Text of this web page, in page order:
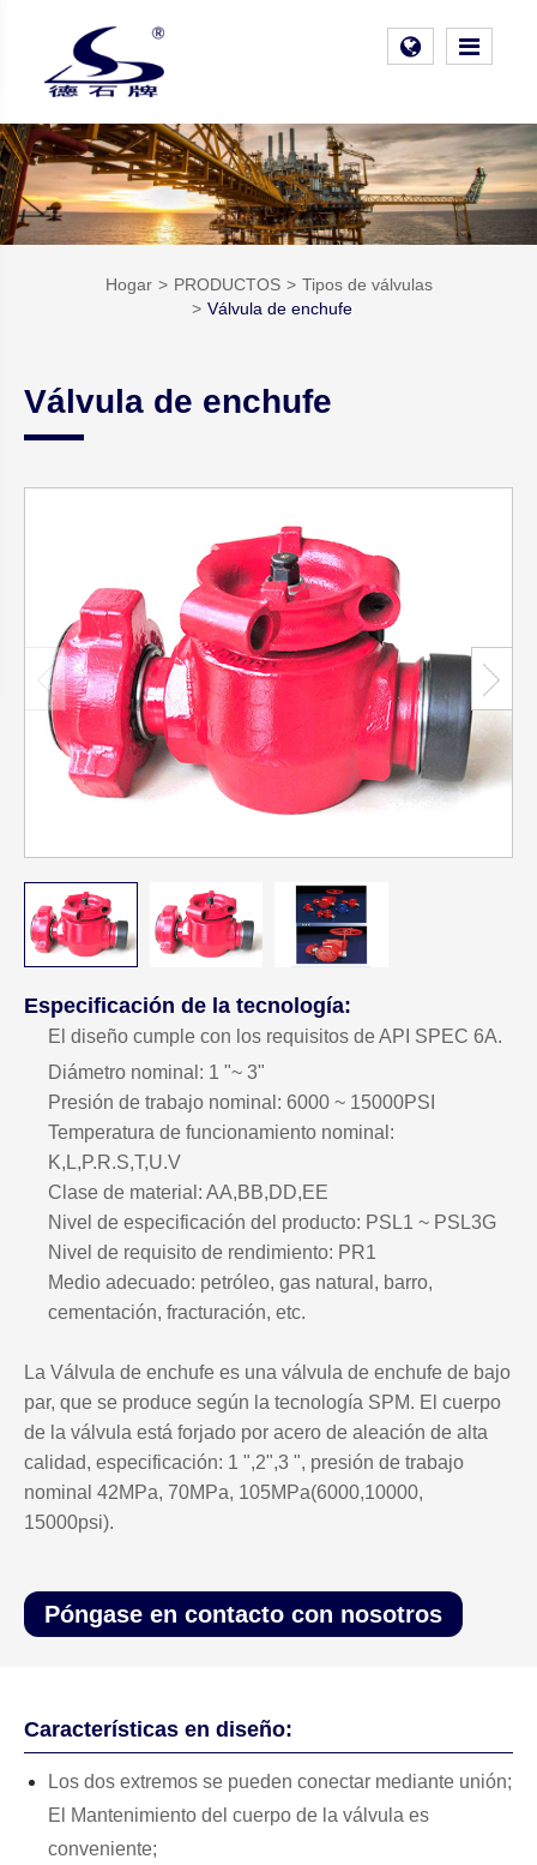
Hogar PRODUCTOS
Tipos de válvulas
Válvula de enchufe
Válvula de enchufe
Especificación de la tecnología:
El diseño cumple con los requisitos de API SPEC 6A.
Diámetro nominal: 1 "~ 3"
Presión de trabajo nominal: 6000 ~ 15000PSI
Temperatura de funcionamiento nominal:
K,L,P.R.S,T,U.V
Clase de material: AA,BB,DD,EE
Nivel de especificación del producto: PSL1 ~ PSL3G
Nivel de requisito de rendimiento: PR1
Medio adecuado: petróleo, gas natural, barro,
cementación, fracturación, etc.
La Válvula de enchufe es una válvula de enchufe de bajo
par, que se produce según la tecnología SPM. El cuerpo
de la válvula está forjado por acero de aleación de alta
calidad, especificación: 1 ",2",3 ", presión de trabajo
nominal 42MPa, 70MPa, 105MPa(6000,10000,
15000psi).
Póngase en contacto con nosotros
Características en diseño:
Los dos extremos se pueden conectar mediante unión;
El Mantenimiento del cuerpo de la válvula es
conveniente;